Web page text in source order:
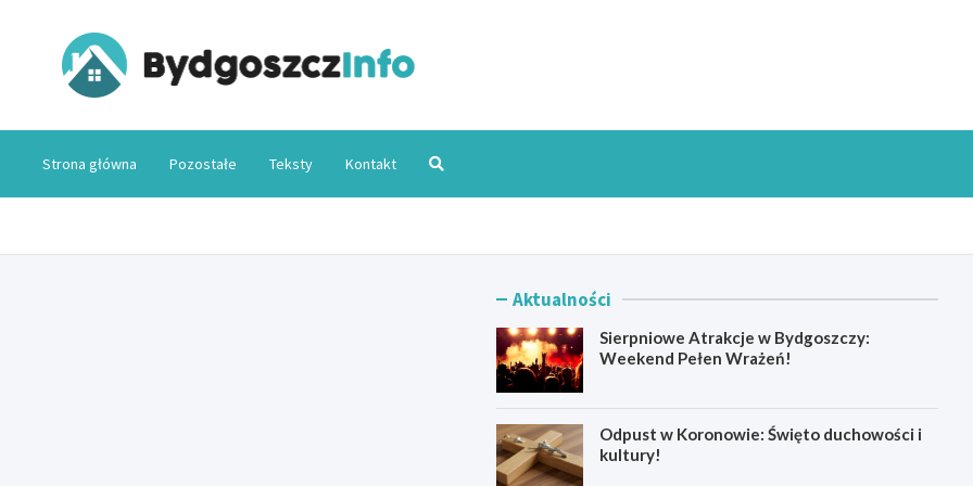
Strona główna Pozostałe Teksty Kontakt
Aktualności
Sierpniowe Atrakcje w Bydgoszczy:
Weekend Pełen Wrażeń!
Odpust w Koronowie: Święto duchowości i
kultury!